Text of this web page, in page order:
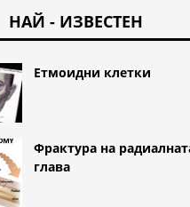
НАЙ - ИЗВЕСТЕН
Етмоидни клетки
Фрактура на
глава